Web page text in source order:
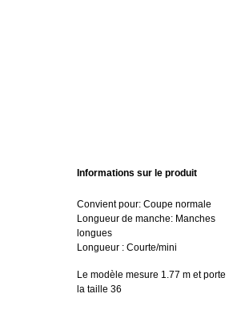
Informations sur le produit
Convient pour: Coupe normale
Longueur de manche: Manches
longues
Longueur : Courte/mini
Le modèle mesure 1.77 m et porte
la taille 36